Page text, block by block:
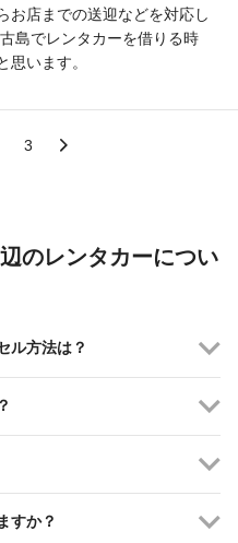
お店までの送迎などを対応し
島でレンタカーを借りる時
思います。
3
のレンタカーについ
ル方法は？
すか？